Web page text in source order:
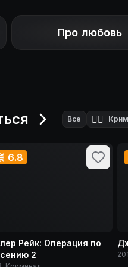
Про любовь
Все 🕵️‍♂️
6.8
Рейк: Операция по
2